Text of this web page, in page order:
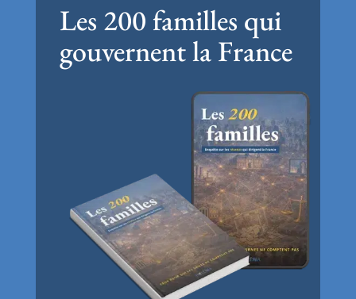
Les 200 familles qui
gouvernent la France